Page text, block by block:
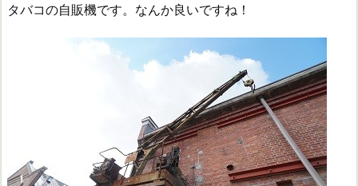
タバコの自販機です。なんか良いですね！